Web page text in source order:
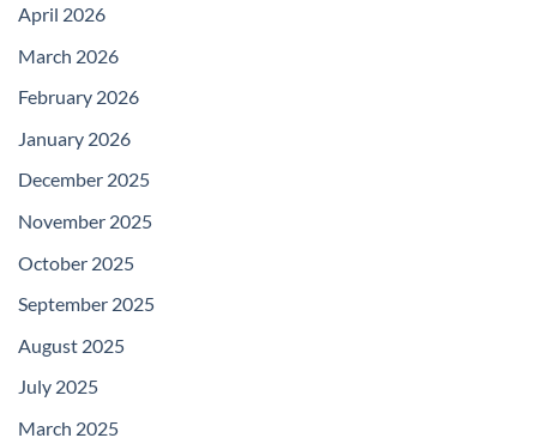
April 2026
March 2026
February 2026
January 2026
December 2025
November 2025
October 2025
September 2025
August 2025
July 2025
March 2025